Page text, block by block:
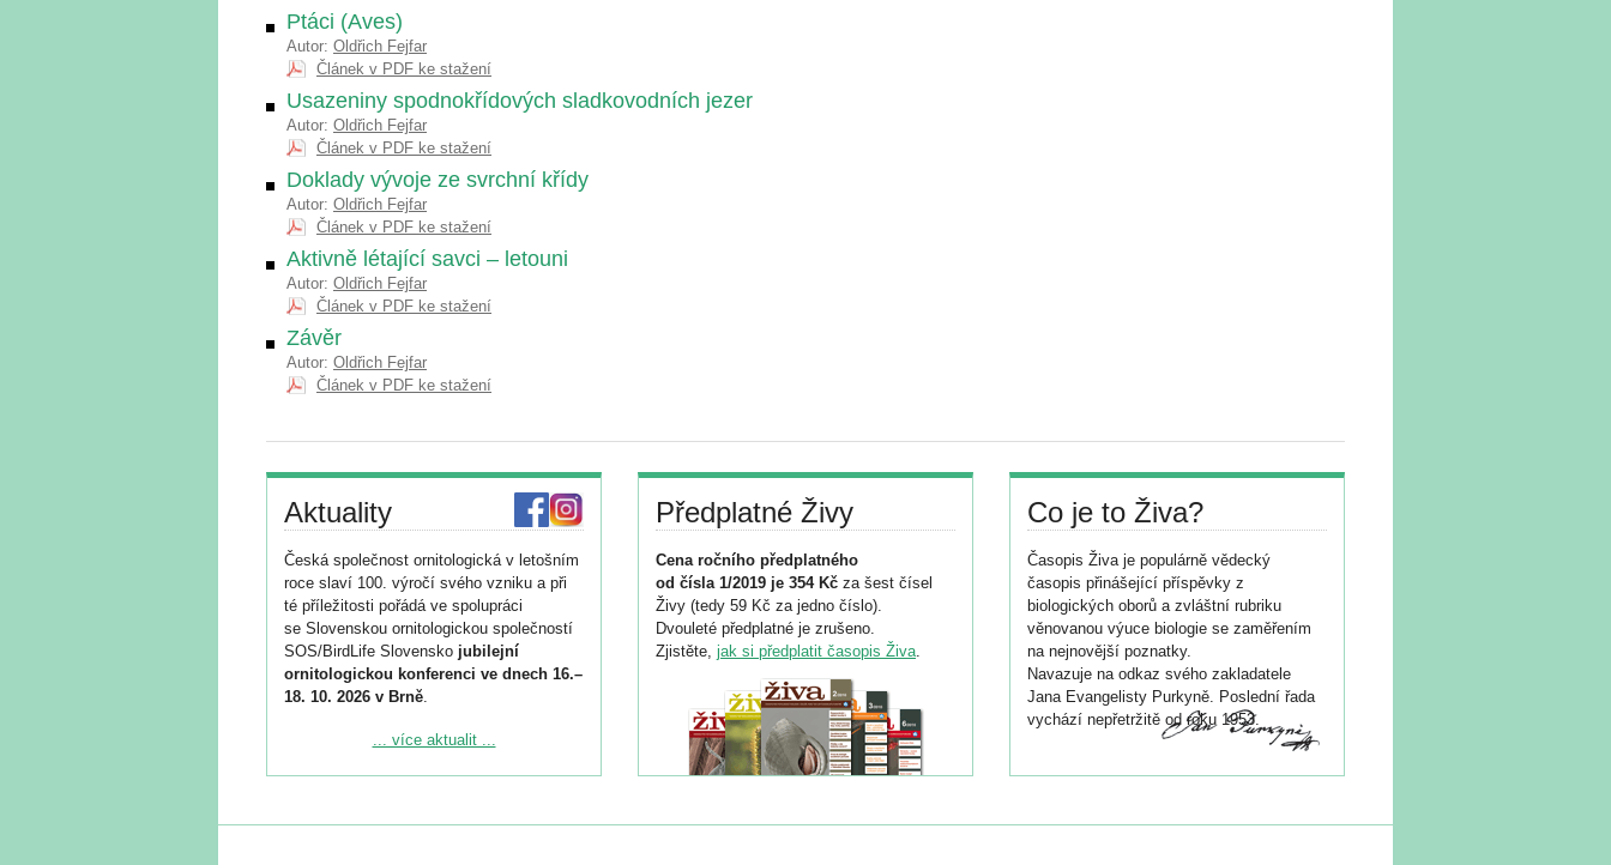
Ptáci (Aves)
Autor: Oldřich Fejfar
Článek v PDF ke stažení
Usazeniny spodnokřídových sladkovodních jezer
Autor: Oldřich Fejfar
Článek v PDF ke stažení
Doklady vývoje ze svrchní křídy
Autor: Oldřich Fejfar
Článek v PDF ke stažení
Aktivně létající savci – letouni
Autor: Oldřich Fejfar
Článek v PDF ke stažení
Závěr
Autor: Oldřich Fejfar
Článek v PDF ke stažení
Aktuality
Česká společnost ornitologická v letošním
roce slaví 100. výročí svého vzniku a při
té příležitosti pořádá ve spolupráci
se Slovenskou ornitologickou společností
SOS/BirdLife Slovensko jubilejní
ornitologickou konferenci ve dnech 16.–
18. 10. 2026 v Brně.
Podrobnější informace ke konferenci
Registrovat se můžete do 6. září.
... více aktualit ...
Předplatné Živy
Cena ročního předplatného
od čísla 1/2019 je 354 Kč za šest čísel
Živy (tedy 59 Kč za jedno číslo).
Dvouleté předplatné je zrušeno.
Zjistěte, jak si předplatit časopis Živa.
Co je to Živa?
Časopis Živa je populárně vědecký
časopis přinášející příspěvky z
biologických oborů a zvláštní rubriku
věnovanou výuce biologie se zaměřením
na nejnovější poznatky.
Navazuje na odkaz svého zakladatele
Jana Evangelisty Purkyně. Poslední řada
vychází nepřetržitě od roku 1953.